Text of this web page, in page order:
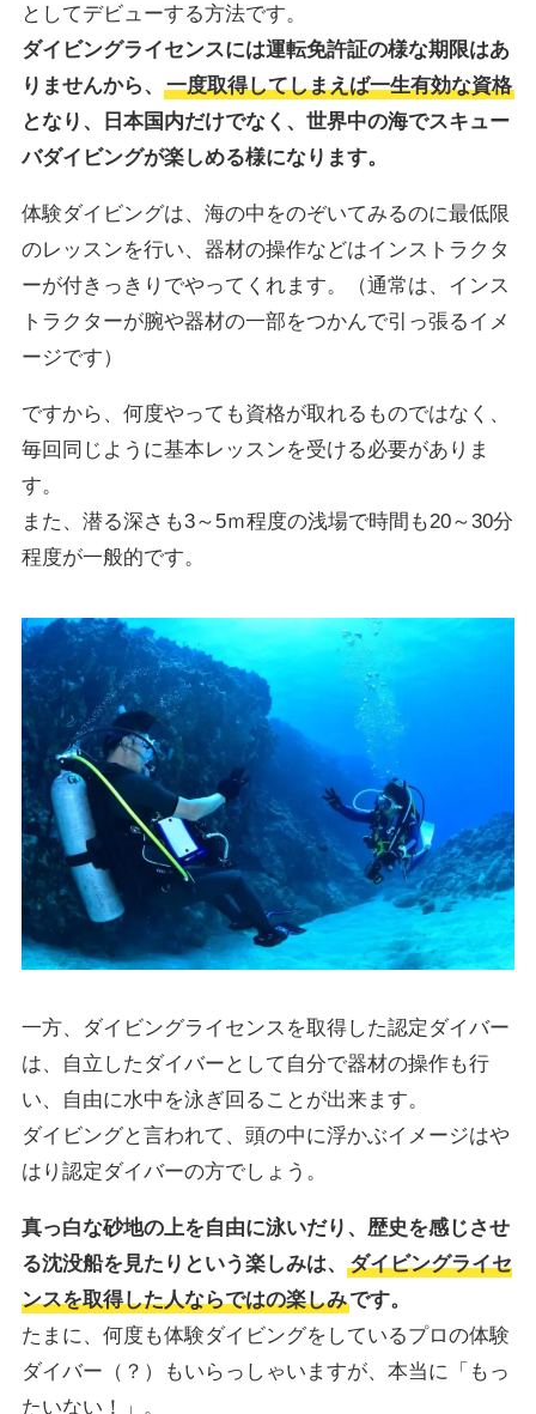
としてデビューする方法です。
ダイビングライセンスには運転免許証の様な期限はあ
りませんから、
一度取得してしまえば一生有効な資格
となり、日本国内だけでなく、世界中の海でスキュー
バダイビングが楽しめる様になります。
体験ダイビングは、海の中をのぞいてみるのに最低限
のレッスンを行い、器材の操作などはインストラクタ
ーが付きっきりでやってくれます。（通常は、インス
トラクターが腕や器材の一部をつかんで引っ張るイメ
ージです）
ですから、何度やっても資格が取れるものではなく、
毎回同じように基本レッスンを受ける必要がありま
す。
また、潜る深さも3～5ｍ程度の浅場で時間も20～30分
程度が一般的です。
一方、ダイビングライセンスを取得した認定ダイバー
は、自立したダイバーとして自分で器材の操作も行
い、自由に水中を泳ぎ回ることが出来ます。
ダイビングと言われて、頭の中に浮かぶイメージはや
はり認定ダイバーの方でしょう。
真っ白な砂地の上を自由に泳いだり、歴史を感じさせ
る沈没船を見たりという楽しみは、
ダイビングライセ
ンスを取得した人ならではの楽しみです。
たまに、何度も体験ダイビングをしているプロの体験
ダイバー（？）もいらっしゃいますが、本当に「もっ
たいない！」。